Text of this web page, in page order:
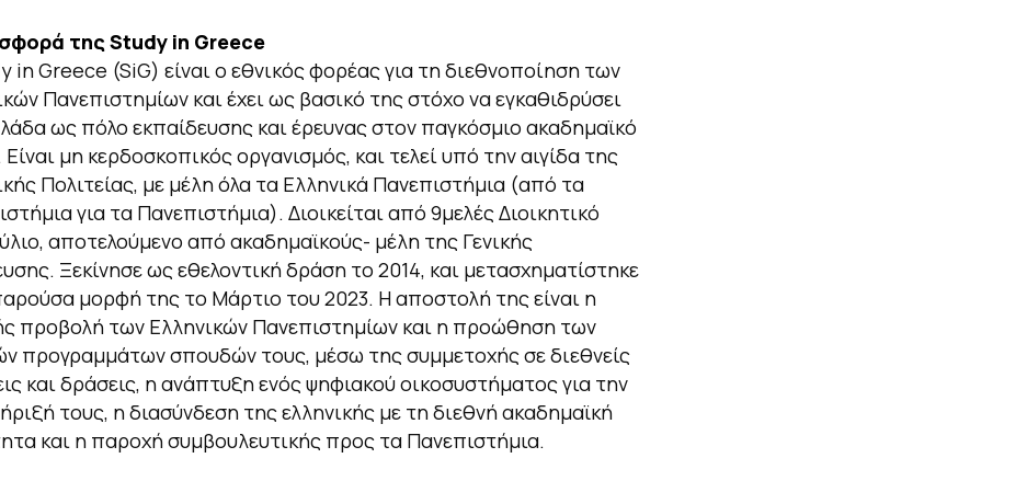
της Study in Greece
in Greece (SiG) είναι ο εθνικός φορέας για τη διεθνοποίηση των
Πανεπιστημίων και έχει ως βασικό της στόχο να εγκαθιδρύσει
ως πόλο εκπαίδευσης και έρευνας στον παγκόσμιο ακαδημαϊκό
μη κερδοσκοπικός οργανισμός, και τελεί υπό την αιγίδα της
Πολιτείας, με μέλη όλα τα Ελληνικά Πανεπιστήμια (από τα
για τα Πανεπιστήμια). Διοικείται από 9μελές Διοικητικό
αποτελούμενο από ακαδημαϊκούς- μέλη της Γενικής
Ξεκίνησε ως εθελοντική δράση το 2014, και μετασχηματίστηκε
μορφή της το Μάρτιο του 2023. Η αποστολή της είναι η
προβολή των Ελληνικών Πανεπιστημίων και η προώθηση των
προγραμμάτων σπουδών τους, μέσω της συμμετοχής σε διεθνείς
και δράσεις, η ανάπτυξη ενός ψηφιακού οικοσυστήματος για την
τους, η διασύνδεση της ελληνικής με τη διεθνή ακαδημαϊκή
και η παροχή συμβουλευτικής προς τα Πανεπιστήμια.